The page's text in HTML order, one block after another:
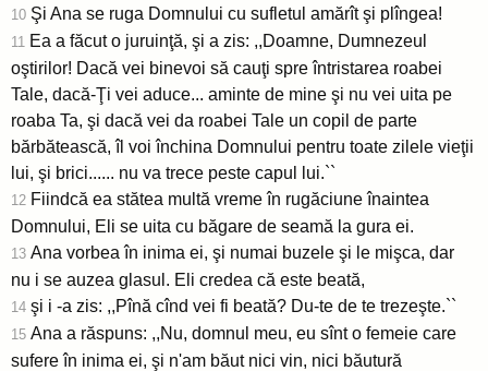
10 Şi Ana se ruga Domnului cu sufletul amărît şi plîngea!
11 Ea a făcut o juruinţă, şi a zis: ,,Doamne, Dumnezeul
oştirilor! Dacă vei binevoi să cauţi spre întristarea roabei
Tale, dacă-Ţi vei aduce... aminte de mine şi nu vei uita pe
roaba Ta, şi dacă vei da roabei Tale un copil de parte
bărbătească, îl voi închina Domnului pentru toate zilele vieţii
lui, şi brici...... nu va trece peste capul lui.``
12 Fiindcă ea stătea multă vreme în rugăciune înaintea
Domnului, Eli se uita cu băgare de seamă la gura ei.
13 Ana vorbea în inima ei, şi numai buzele şi le mişca, dar
nu i se auzea glasul. Eli credea că este beată,
14 şi i -a zis: ,,Pînă cînd vei fi beată? Du-te de te trezeşte.``
15 Ana a răspuns: ,,Nu, domnul meu, eu sînt o femeie care
sufere în inima ei, şi n'am băut nici vin, nici băutură